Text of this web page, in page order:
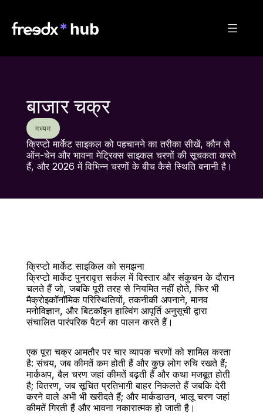
बाजार चक्र
मध्यम
क्रिप्टो मार्केट साइकल को पहचानने का तरीका सीखें, कौन से
ऑन-चेन और भावना मेट्रिक्स साइकल चरणों की सूचकता करते
हैं, और 2026 में विभिन्न चरणों के बीच कैसे स्थिति बनानी है।
बैक
क्रिप्टो मार्केट साइकिल को समझना
क्रिप्टो मार्केट पुनरावृत्त सर्कल में विस्तार और संकुचन के दौरान
चलते हैं जो, जबकि पूरी तरह से नियमित नहीं होते, फिर भी
मैक्रोइकॉनॉमिक परिस्थितियों, तकनीकी अपनाने, मानव
मनोविज्ञान, और बिटकॉइन हाल्विंग आपूर्ति अनुसूची द्वारा
संचालित पारंपरिक पैटर्न का पालन करते हैं।
एक पूरा चक्र आमतौर पर चार व्यापक चरणों को शामिल करता
है: संचय, जब कीमतें कम होती हैं और कुछ लोग रुचि रखते हैं;
मार्कअप, बैल चरण जहां कीमतें बढ़ती हैं और कथा मजबूत होती
है; वितरण, जब सूचित प्रतिभागी बाहर निकलते हैं जबकि देरी
करने वाले अभी भी खरीदते हैं; और मार्कडाउन, भालू चरण जहां
कीमतें गिरती हैं और भावना नकारात्मक हो जाती है।